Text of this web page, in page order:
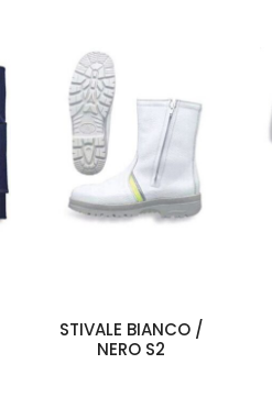
STIVALE BIANCO /
NERO S2